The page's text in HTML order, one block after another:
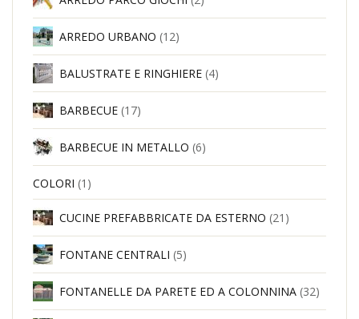
ARREDO URBANO (12)
BALUSTRATE E RINGHIERE (4)
BARBECUE (17)
BARBECUE IN METALLO (6)
COLORI (1)
CUCINE PREFABBRICATE DA ESTERNO (21)
FONTANE CENTRALI (5)
FONTANELLE DA PARETE ED A COLONNINA (32)